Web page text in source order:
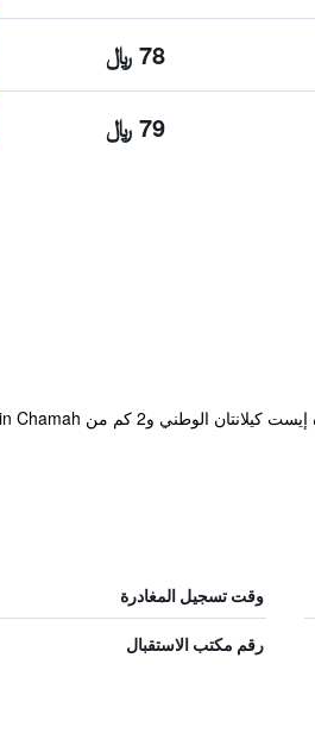
78 ﷼
79 ﷼
وقت تسجيل المغادرة
رقم مكتب الاستقبال